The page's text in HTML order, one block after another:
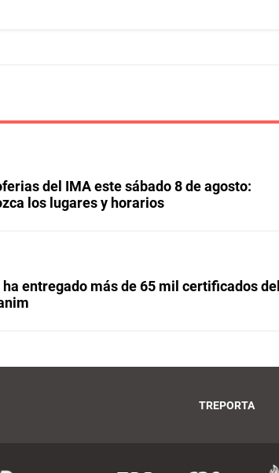
del IMA este sábado 8 de agosto:
los lugares y horarios
ha entregado más de 65 mil certificados del
TREPORTA